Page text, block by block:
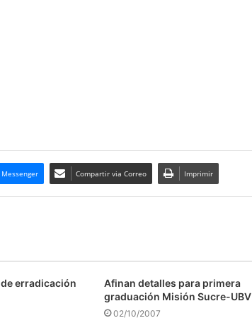
Messenger Compartir via Correo Imprimir
erradicación
Afinan detalles para primera
graduación Misión Sucre-UBV
02/10/2007